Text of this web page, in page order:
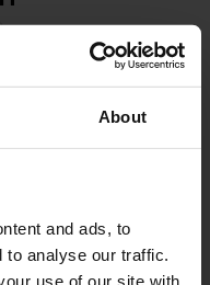
About
and ads, to
to analyse our traffic.
use of our site with